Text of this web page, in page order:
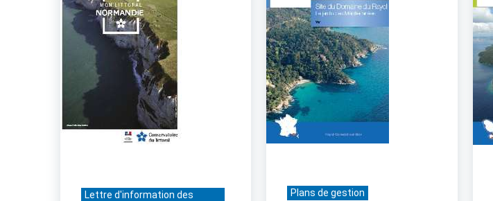
Lettre d'information des
Plans de gestion